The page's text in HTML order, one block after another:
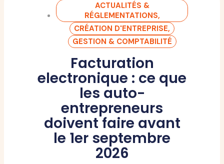
ACTUALITÉS &
RÉGLEMENTATIONS,
CRÉATION D'ENTREPRISE,
GESTION & COMPTABILITÉ
Facturation
electronique : ce que
les auto-
entrepreneurs
doivent faire avant
le 1er septembre
2026